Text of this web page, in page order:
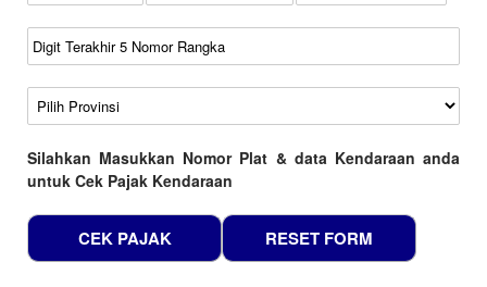
No Plat
No Seri
No Rangka
Wilayah
Silahkan Masukkan Nomor Plat & data Kendaraan anda
untuk Cek Pajak Kendaraan